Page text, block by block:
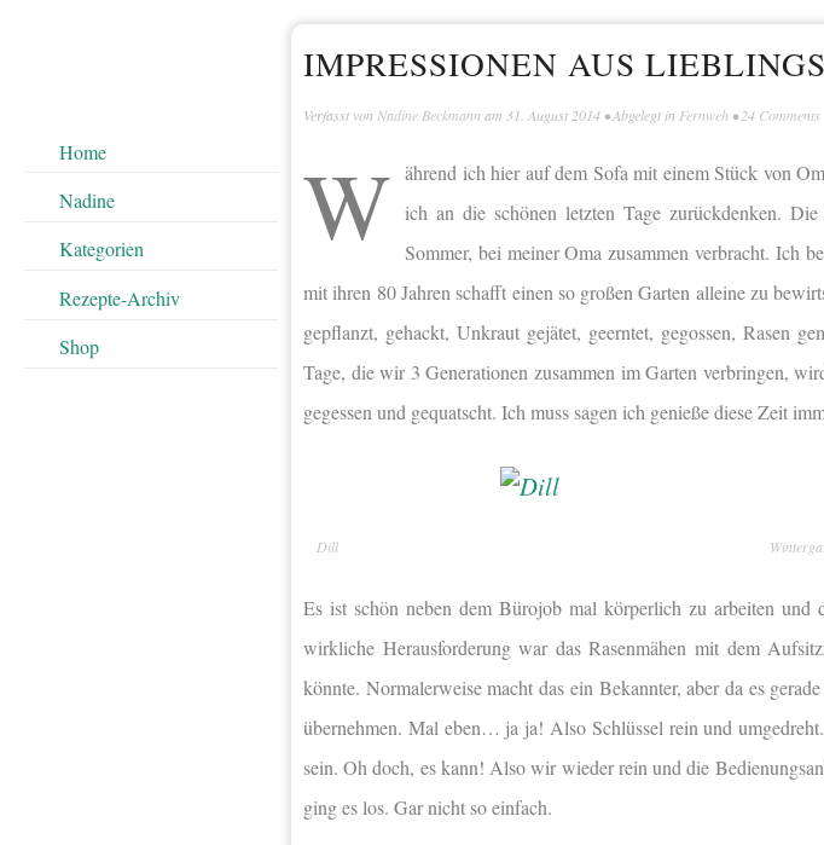
Home
Nadine
Kategorien
Rezepte-Archiv
Shop
IMPRESSIONEN AUS
Verfasst von Nadine Beckmann am 31. August 2014 • Abgelegt in Fernweh •24 Comments
W ährend ich hier auf dem Sofa mit einem Stück von
ich an die schönen letzten Tage zurückdenken.
Sommer, bei meiner Oma zusammen verbracht. Ich
mit ihren 80 Jahren schafft einen so großen Garten alleine zu
gepflanzt, gehackt, Unkraut gejätet, geerntet, gegossen, Rasen
Tage, die wir 3 Generationen zusammen im Garten verbringen,
gegessen und gequatscht. Ich muss sagen ich genieße diese Zeit
Dill
Es ist schön neben dem Bürojob mal körperlich zu arbeiten und
wirkliche Herausforderung war das Rasenmähen mit dem
könnte. Normalerweise macht das ein Bekannter, aber da es
übernehmen. Mal eben… ja ja! Also Schlüssel rein und
sein. Oh doch, es kann! Also wir wieder rein und die
ging es los. Gar nicht so einfach.